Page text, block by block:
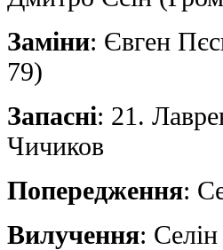
Заміни: Євген
79)
Запасні: 21.
Чичиков
Попередження:
Вилучення: